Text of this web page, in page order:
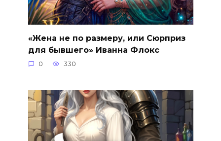
«Жена не по размеру, или Сюрприз
для бывшего» Иванна Флокс
0 330